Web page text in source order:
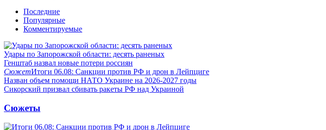
Последние
Популярные
Комментируемые
Удары по Запорожской области: десять раненых
Генштаб назвал новые потери россиян
СюжетИтоги 06.08: Санкции против РФ и дрон в Лейпциге
Назван объем помощи НАТО Украине на 2026-2027 годы
Сикорский призвал сбивать ракеты РФ над Украиной
Сюжеты